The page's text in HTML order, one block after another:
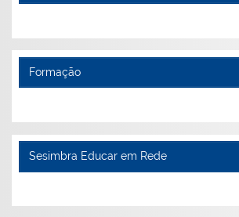
Formação
Sesimbra Educar em Rede